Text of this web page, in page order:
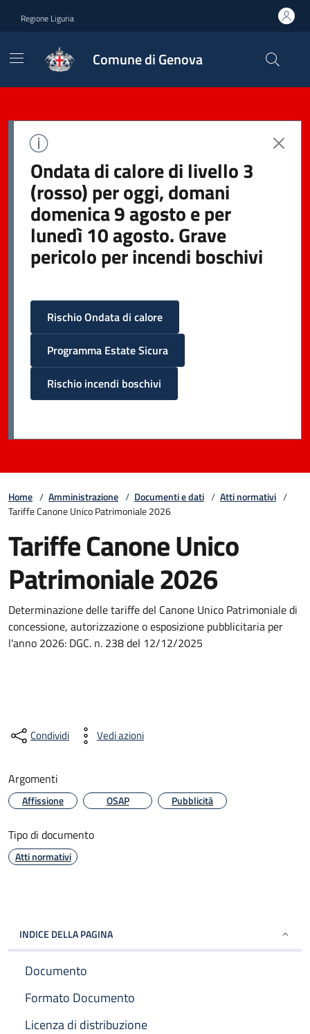
Regione Liguria
Comune di Genova
Ondata di calore di livello 3
(rosso) per oggi, domani
domenica 9 agosto e per
lunedì 10 agosto. Grave
pericolo per incendi boschivi
Rischio Ondata di calore
Programma Estate Sicura
Rischio incendi boschivi
Home / Amministrazione / Documenti e dati / Atti normativi /
Tariffe Canone Unico Patrimoniale 2026
Tariffe Canone Unico
Patrimoniale 2026
Determinazione delle tariffe del Canone Unico Patrimoniale di
concessione, autorizzazione o esposizione pubblicitaria per
l'anno 2026: DGC. n. 238 del 12/12/2025
Condividi Vedi azioni
Argomenti
Affissione OSAP Pubblicità
Tipo di documento
Atti normativi
INDICE DELLA PAGINA
Documento
Formato Documento
Licenza di distribuzione